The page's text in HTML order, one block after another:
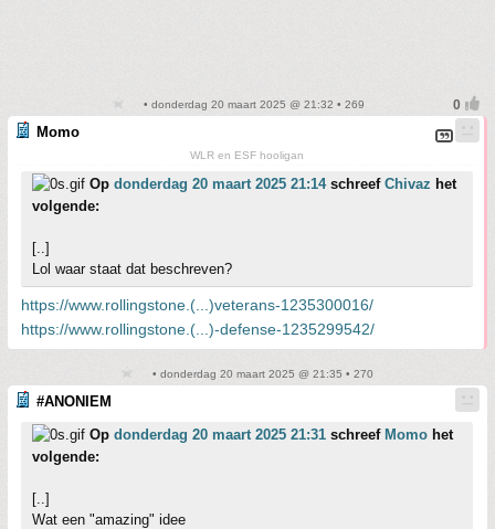
• donderdag 20 maart 2025 @ 21:32 • 269
Momo
WLR en ESF hooligan
Op donderdag 20 maart 2025 21:14schreef Chivaz het
volgende:
[..]
Lol waar staat dat beschreven?
https://www.rollingstone.(...)veterans-1235300016/
https://www.rollingstone.(...)-defense-1235299542/
• donderdag 20 maart 2025 @ 21:35 • 270
#ANONIEM
Op donderdag 20 maart 2025 21:31 schreef Momo het
volgende:
[..]
Wat een "amazing" idee